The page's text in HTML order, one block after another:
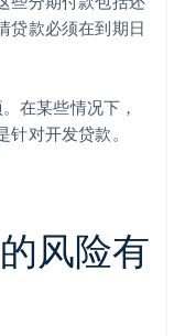
贷款必须在到期日
在某些情况下，
对开发贷款。
风险有